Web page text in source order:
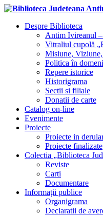
Despre Biblioteca
Antim Ivireanul
Vitraliul cupolă
Misiune,
Politica în
Repere istorice
Historigrama
Sectii si filiale
Donatii de carte
Catalog on-line
Evenimente
Proiecte
Proiecte in
Proiecte finalizate
Colectia „Biblioteca
Reviste
Carti
Documentare
Informații publice
Organigrama
Declaratii de